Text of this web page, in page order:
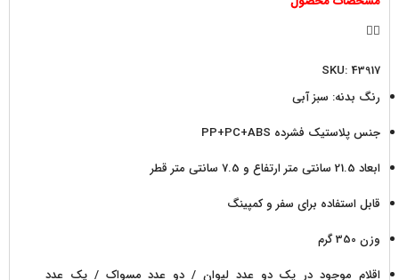
SKU: 43917
رنگ بدنه: سبز آبی
جنس پلاستیک فشرده PP+PC+ABS
ابعاد 21.5 سانتی متر ارتفاع و 7.5 سانتی متر قطر
قابل استفاده برای سفر و کمپینگ
وزن 350 گرم
اقلام موجود در پک دو عدد لیوان / دو عدد مسواک / یک عدد